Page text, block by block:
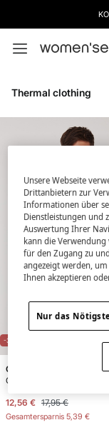
Thermal clothing
-30%
Gisela
12,56 € 17,95 €
Gesamtersparnis 5,39 €
Unsere Webseite
Drittanbietern zur
Informationen über
Dienstleistungen und
Auswertung Ihrer
kann die Verwendung
für den Zugang zu
angezeigt werden,
Ihnen akzeptieren
Nur das